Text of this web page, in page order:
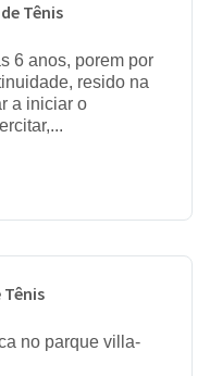
Tênis
6 anos, porem por
resido na
a iniciar o
no parque villa-